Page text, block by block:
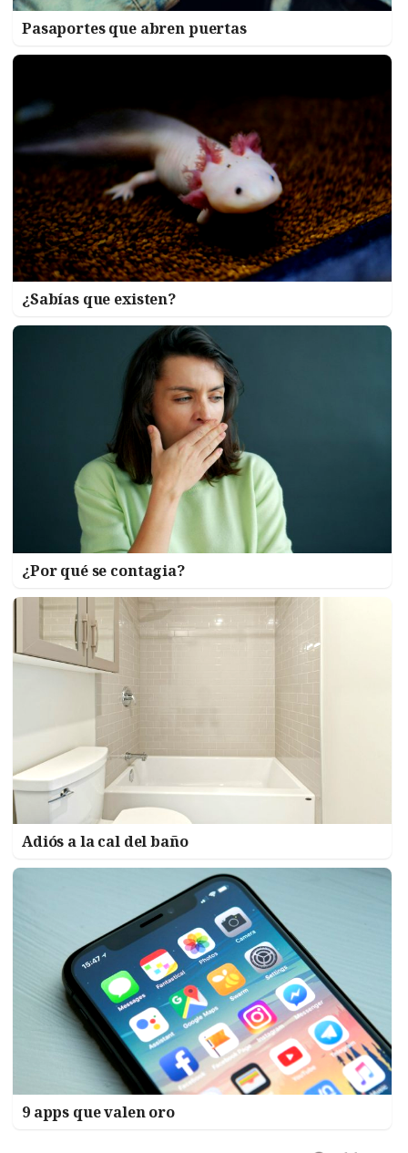
Pasaportes que abren puertas
¿Sabías que existen?
¿Por qué se contagia?
Adiós a la cal del baño
9 apps que valen oro